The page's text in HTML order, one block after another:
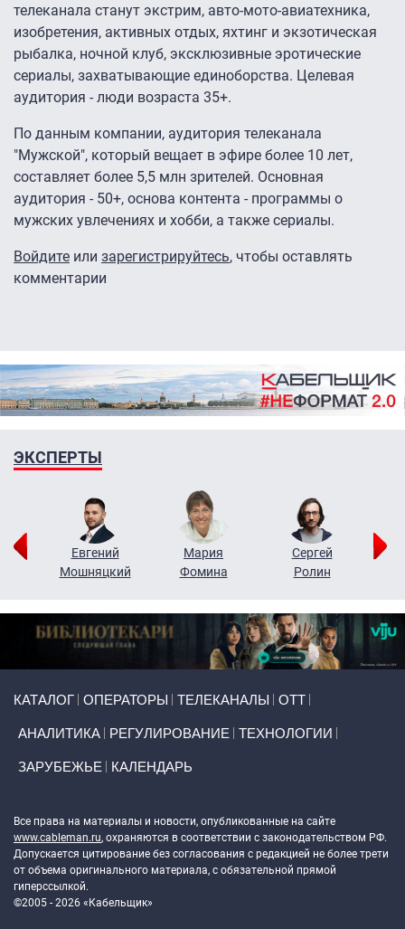
телеканала станут экстрим, авто-мото-авиатехника,
изобретения, активных отдых, яхтинг и экзотическая
рыбалка, ночной клуб, эксклюзивные эротические
сериалы, захватывающие единоборства. Целевая
аудитория - люди возраста 35+.
По данным компании, аудитория телеканала
"Мужской", который вещает в эфире более 10 лет,
составляет более 5,5 млн зрителей. Основная
аудитория - 50+, основа контента - программы о
мужских увлечениях и хобби, а также сериалы.
Войдите или зарегистрируйтесь, чтобы оставлять
комментарии
ЭКСПЕРТЫ
Евгений
Мошняцкий
Мария
Фомина
Сергей
Ролин
КАТАЛОГ ОПЕРАТОРЫ ТЕЛЕКАНАЛЫ ОТТ
АНАЛИТИКА РЕГУЛИРОВАНИЕ ТЕХНОЛОГИИ
ЗАРУБЕЖЬЕ КАЛЕНДАРЬ
Все права на материалы и новости, опубликованные на сайте
www.cableman.ru, охраняются в соответствии с законодательством РФ.
Допускается цитирование без согласования с редакцией не более трети
от объема оригинального материала, с обязательной прямой
гиперссылкой.
©2005 - 2026 «Кабельщик»